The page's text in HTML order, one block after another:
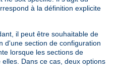
à la définition explicite
il peut être souhaitable de
d'une section de configuration
lorsque les sections de
Dans ce cas, deux options